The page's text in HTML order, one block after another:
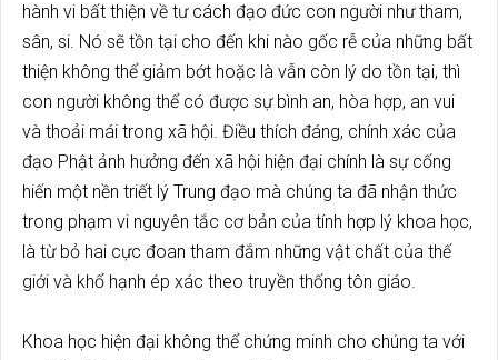
hành vi bất thiện về tư cách đạo đức con người như tham,
sân, si. Nó sẽ tồn tại cho đến khi nào gốc rễ của những bất
thiện không thể giảm bớt hoặc là vẫn còn lý do tồn tại, thì
con người không thể có được sự bình an, hòa hợp, an vui
và thoải mái trong xã hội. Điều thích đáng, chính xác của
đạo Phật ảnh hưởng đến xã hội hiện đại chính là sự cống
hiến một nền triết lý Trung đạo mà chúng ta đã nhận thức
trong phạm vi nguyên tắc cơ bản của tính hợp lý khoa học,
là từ bỏ hai cực đoan tham đắm những vật chất của thế
giới và khổ hạnh ép xác theo truyền thống tôn giáo.
Khoa học hiện đại không thể chứng minh cho chúng ta với